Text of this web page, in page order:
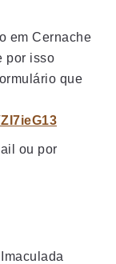
em Cernache
por isso
que
ou por